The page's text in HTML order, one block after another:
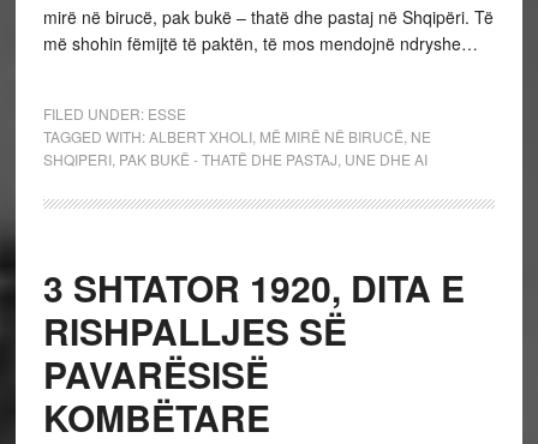
mirë në birucë, pak bukë – thatë dhe pastaj në Shqipëri. Të
më shohin fëmijtë të paktën, të mos mendojnë ndryshe…
FILED UNDER: ESSE
TAGGED WITH:ALBERT XHOLI, MË MIRË NË BIRUCË NE
SHQIPERI, PAK BUKË - THATË DHE PASTAJ UNE DHE AI
3 SHTATOR 1920, DITA E
RISHPALLJES SË
PAVARËSISË
KOMBËTARE